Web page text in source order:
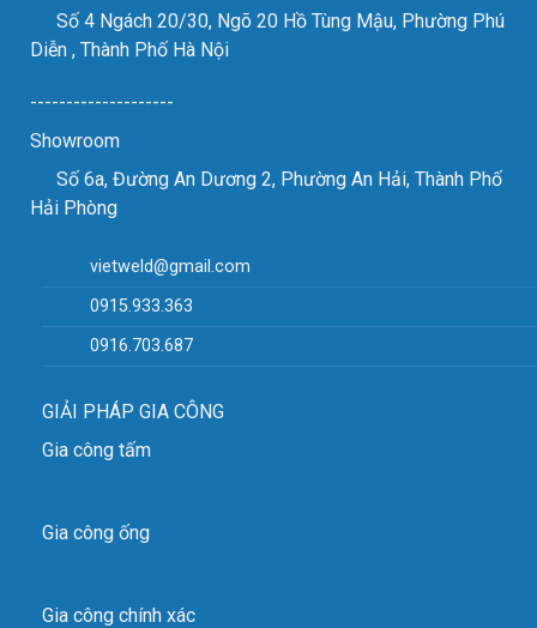
Số 4 Ngách 20/30, Ngõ 20 Hồ Tùng Mậu, Phường Phú
Diễn , Thành Phố Hà Nội
--------------------
Showroom
Số 6a, Đường An Dương 2, Phường An Hải, Thành Phố
Hải Phòng
vietweld@gmail.com
0915.933.363
0916.703.687
GIẢI PHÁP GIA CÔNG
Gia công tấm
Gia công ống
Gia công chính xác